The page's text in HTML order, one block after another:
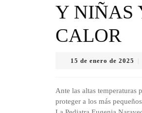
Y NIÑAS
CALOR
15 de enero de 2025
de
Ante las altas temperaturas
proteger a los más